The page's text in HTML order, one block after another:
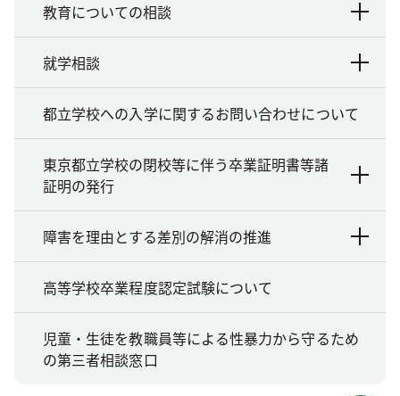
教育についての相談
就学相談
都立学校への入学に関するお問い合わせについて
東京都立学校の閉校等に伴う卒業証明書等諸
証明の発行
障害を理由とする差別の解消の推進
高等学校卒業程度認定試験について
児童・生徒を教職員等による性暴力から守るため
の第三者相談窓口